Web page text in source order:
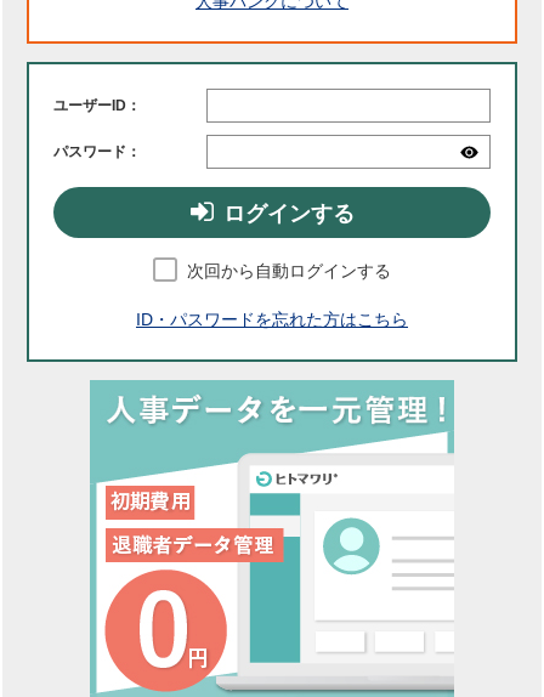
ユーザーID：
パスワード：
ログインする
次回から自動ログインする
ID・パスワードを忘れた方はこちら